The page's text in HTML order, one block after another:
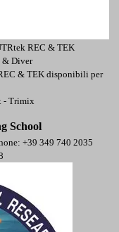
REC & TEK
& Diver
& TEK disponibili per
- Trimix
School
+39 349 740 2035